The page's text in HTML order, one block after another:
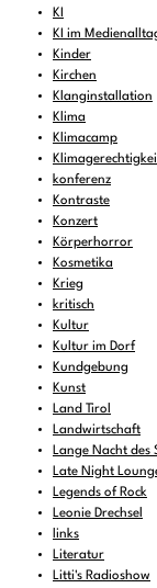
KI
KI im
Kinder
Kirchen
Klanginstallation
Klima
Klimacamp
konferenz
Kontraste
Konzert
Körperhorror
Kosmetika
Krieg
kritisch
Kultur
Kultur im Dorf
Kundgebung
Kunst
Land Tirol
Landwirtschaft
Lange Nacht des
Late Night
Legends of Rock
Leonie Drechsel
links
Literatur
Litti's Radioshow